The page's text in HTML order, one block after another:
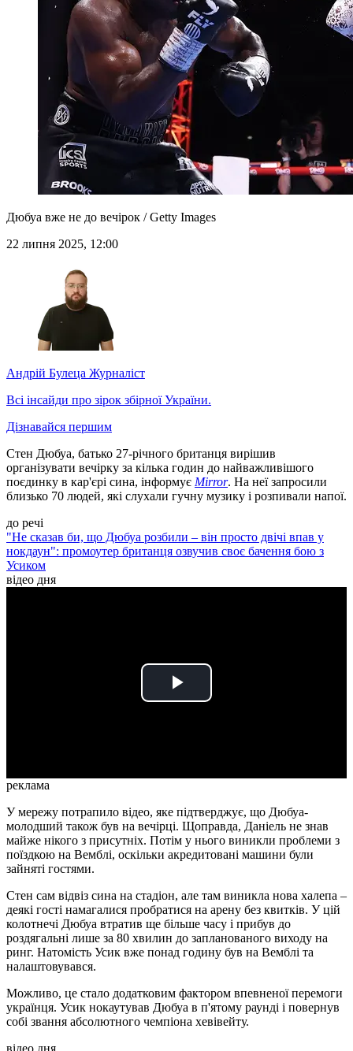
Дюбуа вже не до вечірок / Getty Images
22 липня 2025, 12:00
Андрій Булеца Журналіст
Всі інсайди про зірок збірної України.
Дізнавайся першим
Стен Дюбуа, батько 27-річного британця вирішив
організувати вечірку за кілька годин до найважливішого
поєдинку в кар'єрі сина, інформує Mirror. На неї запросили
близько 70 людей, які слухали гучну музику і розпивали напої.
до речі
"Не сказав би, що Дюбуа розбили – він просто двічі впав у
нокдаун": промоутер британця озвучив своє бачення бою з
Усиком
відео дня
Play
реклама
У мережу потрапило відео, яке підтверджує, що Дюбуа-
молодший також був на вечірці. Щоправда, Даніель не знав
майже нікого з присутніх. Потім у нього виникли проблеми з
поїздкою на Вемблі, оскільки акредитовані машини були
зайняті гостями.
Стен сам відвіз сина на стадіон, але там виникла нова халепа –
деякі гості намагалися пробратися на арену без квитків. У цій
колотнечі Дюбуа втратив ще більше часу і прибув до
роздягальні лише за 80 хвилин до запланованого виходу на
ринг. Натомість Усик вже понад годину був на Вемблі та
налаштовувався.
Можливо, це стало додатковим фактором впевненої перемоги
українця. Усик нокаутував Дюбуа в п'ятому раунді і повернув
собі звання абсолютного чемпіона хевівейту.